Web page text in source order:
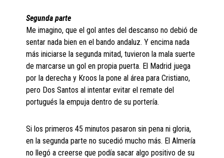
Segunda parte
Me imagino, que el gol antes del descanso no debió de
sentar nada bien en el bando andaluz. Y encima nada
más iniciarse la segunda mitad, tuvieron la mala suerte
de marcarse un gol en propia puerta. El Madrid juega
por la derecha y Kroos la pone al área para Cristiano,
pero Dos Santos al intentar evitar el remate del
portugués la empuja dentro de su portería.
Si los primeros 45 minutos pasaron sin pena ni gloria,
en la segunda parte no sucedió mucho más. El Almería
no llegó a creerse que podía sacar algo positivo de su